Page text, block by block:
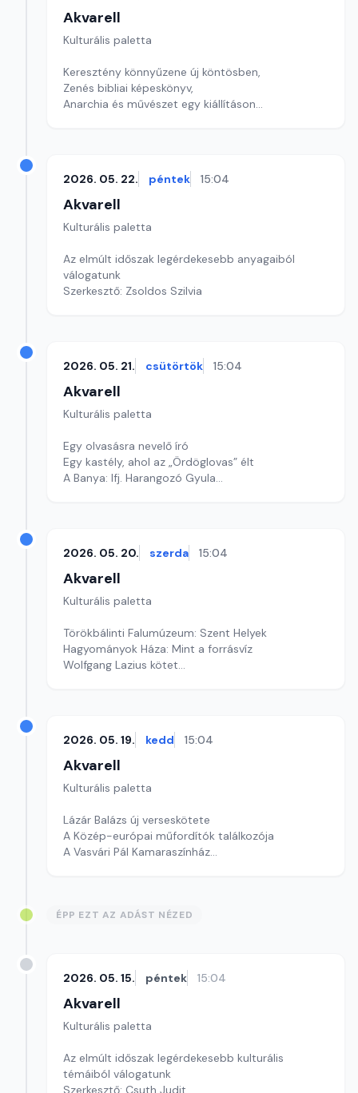
Akvarell
Kulturális paletta
Keresztény könnyűzene új köntösben,
Zenés bibliai képeskönyv,
Anarchia és művészet egy kiállításon
2026. 05. 22. péntek 15:04
Akvarell
Kulturális paletta
Az elmúlt időszak legérdekesebb anyagaiból
válogatunk
Szerkesztő: Zsoldos Szilvia
2026. 05. 21. csütörtök 15:04
Akvarell
Kulturális paletta
Egy olvasásra nevelő író
Egy kastély, ahol az „Ördöglovas” élt
A Banya: Ifj. Harangozó Gyula
2026. 05. 20. szerda 15:04
Akvarell
Kulturális paletta
Törökbálinti Falumúzeum: Szent Helyek
Hagyományok Háza: Mint a forrásvíz
Wolfgang Lazius kötet
2026. 05. 19. kedd 15:04
Akvarell
Kulturális paletta
Lázár Balázs új verseskötete
A Közép-európai műfordítók találkozója
A Vasvári Pál Kamaraszínház
ÉPP EZT AZ ADÁST NÉZED
2026. 05. 15. péntek 15:04
Akvarell
Kulturális paletta
Az elmúlt időszak legérdekesebb kulturális
témáiból válogatunk
Szerkesztő: Csuth Judit